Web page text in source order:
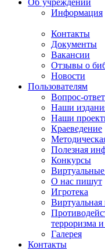
Об`учреждении
Информация
Контакты
Документы
Вакансии
Отзывы о
Новости
Пользователям
Вопрос-ответ
Наши
Наши
Краеведение
Полезная
Конкурсы
О нас пишут
Игротека
Виртуальная
терроризма
Галерея
Контакты